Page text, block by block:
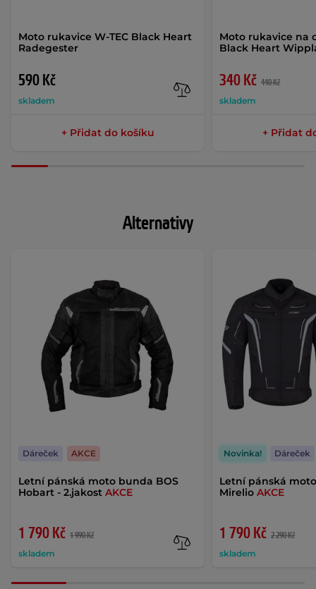
Moto rukavice W-TEC Black Heart
Radegester
590 Kč
skladem
+ Přidat do košíku
Moto rukavice na
Black Heart
340 Kč 440 Kč
skladem
+ Přidat
Alternativy
Letní pánská moto bunda BOS
Hobart - 2.jakost AKCE
1 790 Kč 1 990 Kč
skladem
Dáreček AKCE
Letní pánská
MirelioAKCE
1 790 Kč 2 290 Kč
skladem
Novinka! Dáreček